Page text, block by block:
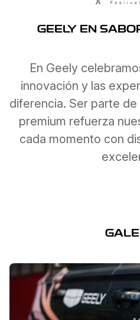
GEELY EN
En Geely
innovación y las
diferencia. Ser parte
premium refuerza
cada momento con